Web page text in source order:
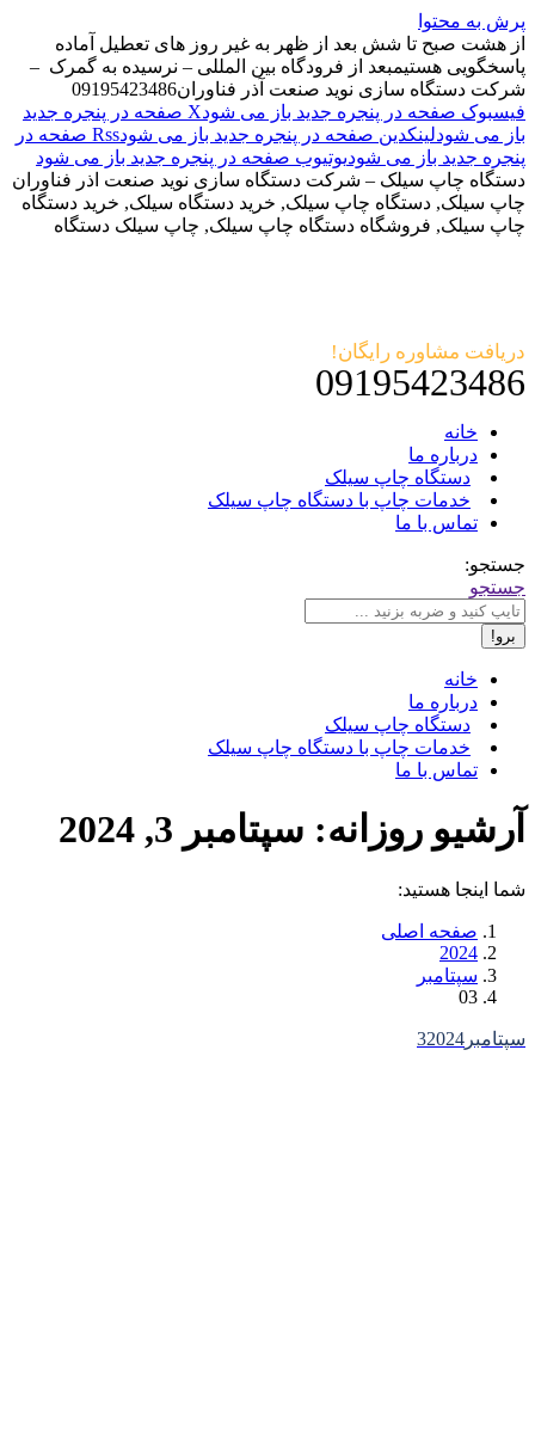
پرش به محتوا
از هشت صبح تا شش بعد از ظهر به غیر روز های تعطیل آماده
پاسخگویی هستیمبعد از فرودگاه بین المللی – نرسیده به گمرک –
شرکت دستگاه سازی نوید صنعت آذر فناوران09195423486
فیسبوک صفحه در پنجره جدید باز می شود
X صفحه در پنجره جدید
باز می شودلینکدین صفحه در پنجره جدید باز می شود
Rss صفحه در
پنجره جدید باز می شودیوتیوب صفحه در پنجره جدید باز می شود
دستگاه چاپ سیلک – شرکت دستگاه سازی نوید صنعت اذر فناوران
چاپ سیلک, دستگاه چاپ سیلک, خرید دستگاه سیلک, خرید دستگاه
چاپ سیلک, فروشگاه دستگاه چاپ سیلک, چاپ سیلک دستگاه
دریافت مشاوره رایگان!
09195423486
خانه
درباره ما
دستگاه چاپ سیلک
خدمات چاپ با دستگاه چاپ سیلک
تماس با ما
جستجو:
جستجو
خانه
درباره ما
دستگاه چاپ سیلک
خدمات چاپ با دستگاه چاپ سیلک
تماس با ما
آرشیو روزانه: سپتامبر 3, 2024
شما اینجا هستید:
صفحه اصلی
2024
سپتامبر
03
سپتامبر 32024